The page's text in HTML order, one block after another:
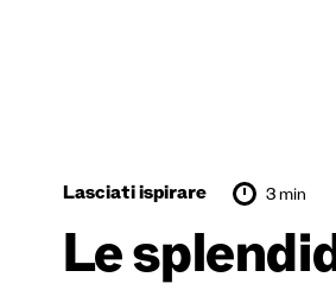
Lasciati ispirare 3 min
Le